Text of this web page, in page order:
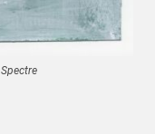
Spectre